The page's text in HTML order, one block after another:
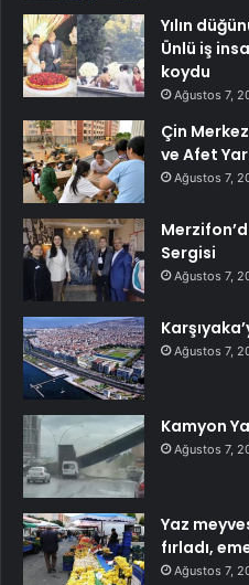
Yılın
Ünlü iş
koydu
Ağustos 7,
Çin
ve Afet
Ağustos 7,
Sergisi
Ağustos 7,
Ağustos 7,
Kamyon
Ağustos 7,
Yaz
fırladı,
Ağustos 7,